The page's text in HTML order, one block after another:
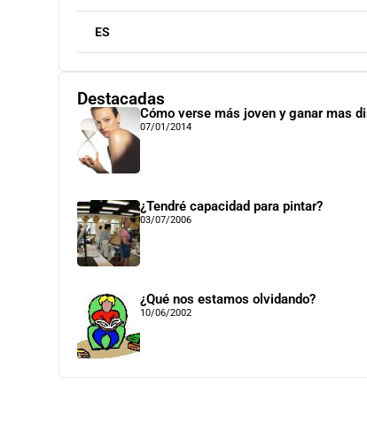
ES
Destacadas
Cómo verse más joven y ganar mas
07/01/2014
¿Tendré capacidad para pintar?
03/07/2006
¿Qué nos estamos olvidando?
10/06/2002